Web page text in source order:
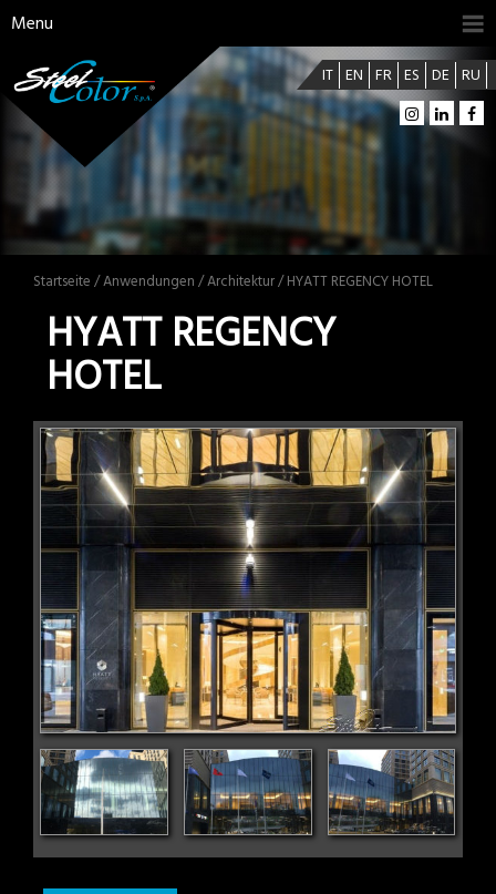
Menu
IT EN FR ES DE RU
Startseite /Anwendungen /Architektur/ HYATT REGENCY HOTEL
HYATT REGENCY
HOTEL